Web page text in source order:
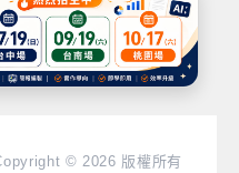
© 2026 版權所有